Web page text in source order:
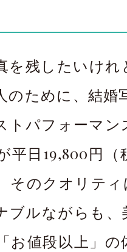
を残したいけ
のために、結婚
トパフォーマ
平日19,800円
そのクオリティ
ブルながらも、
お値段以上」の